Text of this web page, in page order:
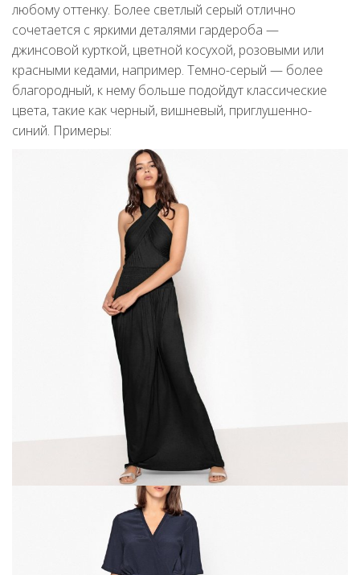
любому оттенку. Более светлый серый отлично
сочетается с яркими деталями гардероба —
джинсовой курткой, цветной косухой, розовыми или
красными кедами, например. Темно-серый — более
благородный, к нему больше подойдут классические
цвета, такие как черный, вишневый, приглушенно-
синий. Примеры: